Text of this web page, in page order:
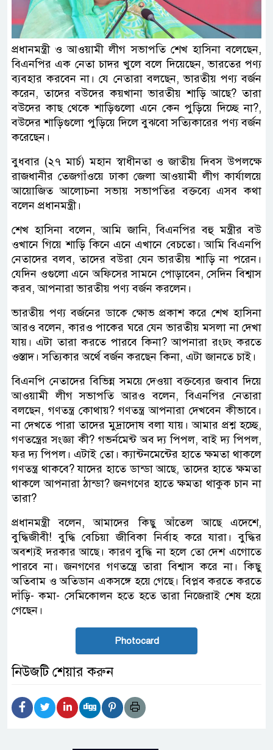
প্রধানমন্ত্রী ও আওয়ামী লীগ সভাপতি শেখ হাসিনা বলেছেন,
বিএনপির এক নেতা চাদর খুলে বলে দিয়েছেন, ভারতের পণ্য
ব্যবহার করবেন না। যে নেতারা বলছেন, ভারতীয় পণ্য বর্জন
করেন, তাদের বউদের কয়খানা ভারতীয় শাড়ি আছে? তারা
বউদের কাছ থেকে শাড়িগুলো এনে কেন পুড়িয়ে দিচ্ছে না?,
বউদের শাড়িগুলো পুড়িয়ে দিলে বুঝবো সত্যিকারের পণ্য বর্জন
করেছেন।
বুধবার (২৭ মার্চ) মহান স্বাধীনতা ও জাতীয় দিবস উপলক্ষে
রাজধানীর তেজগাঁওয়ে ঢাকা জেলা আওয়ামী লীগ কার্যালয়ে
আয়োজিত আলোচনা সভায় সভাপতির বক্তব্যে এসব কথা
বলেন প্রধানমন্ত্রী।
শেখ হাসিনা বলেন, আমি জানি, বিএনপির বহু মন্ত্রীর বউ
ওখানে গিয়ে শাড়ি কিনে এনে এখানে বেচতো। আমি বিএনপি
নেতাদের বলব, তাদের বউরা যেন ভারতীয় শাড়ি না পরেন।
যেদিন ওগুলো এনে অফিসের সামনে পোড়াবেন, সেদিন বিশ্বাস
করব, আপনারা ভারতীয় পণ্য বর্জন করলেন।
ভারতীয় পণ্য বর্জনের ডাকে ক্ষোভ প্রকাশ করে শেখ হাসিনা
আরও বলেন, কারও পাকের ঘরে যেন ভারতীয় মসলা না দেখা
যায়। এটা তারা করতে পারবে কিনা? আপনারা রংঢং করতে
ওস্তাদ। সত্যিকার অর্থে বর্জন করছেন কিনা, এটা জানতে চাই।
বিএনপি নেতাদের বিভিন্ন সময়ে দেওয়া বক্তব্যের জবাব দিয়ে
আওয়ামী লীগ সভাপতি আরও বলেন, বিএনপির নেতারা
বলছেন, গণতন্ত্র কোথায়? গণতন্ত্র আপনারা দেখবেন কীভাবে।
না দেখতে পারা তাদের মুদ্রাদোষ বলা যায়। আমার প্রশ্ন হচ্ছে,
গণতন্ত্রের সংজ্ঞা কী? গভর্নমেন্ট অব দ্য পিপল, বাই দ্য পিপল,
ফর দ্য পিপল। এটাই তো। ক্যান্টনমেন্টের হাতে ক্ষমতা থাকলে
গণতন্ত্র থাকবে? যাদের হাতে ডান্ডা আছে, তাদের হাতে ক্ষমতা
থাকলে আপনারা ঠান্ডা? জনগণের হাতে ক্ষমতা থাকুক চান না
তারা?
প্রধানমন্ত্রী বলেন, আমাদের কিছু আঁতেল আছে এদেশে,
বুদ্ধিজীবী! বুদ্ধি বেচিয়া জীবিকা নির্বাহ করে যারা। বুদ্ধির
অবশ্যই দরকার আছে। কারণ বুদ্ধি না হলে তো দেশ এগোতে
পারবে না। জনগণের গণতন্ত্রে তারা বিশ্বাস করে না। কিছু
অতিবাম ও অতিডান একসঙ্গে হয়ে গেছে। বিপ্লব করতে করতে
দাঁড়ি- কমা- সেমিকোলন হতে হতে তারা নিজেরাই শেষ হয়ে
গেছেন।
Photocard
নিউজটি শেয়ার করুন